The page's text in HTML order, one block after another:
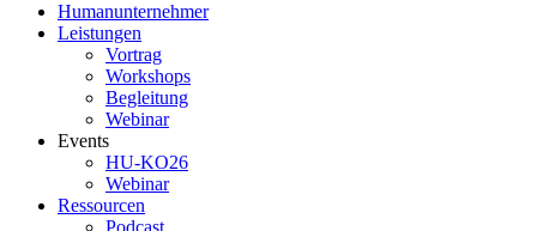
Humanunternehmer
Leistungen
Vortrag
Workshops
Begleitung
Webinar
Events
HU-KO26
Webinar
Ressourcen
Podcast